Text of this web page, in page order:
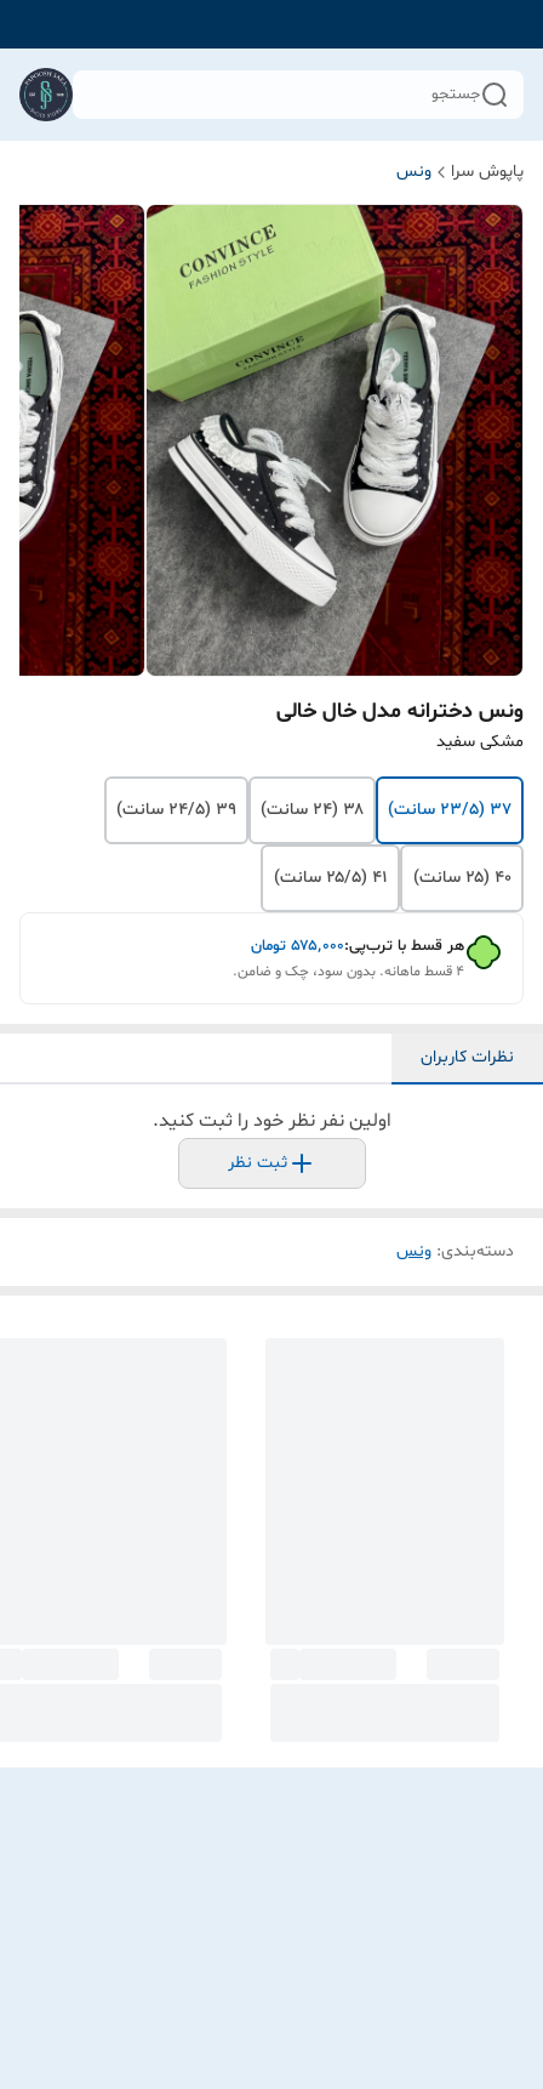
جستجو
پاپوش سرا ونس
ونس دخترانه مدل خال خالی
مشکی سفید
۳۷ (۲۳/۵ سانت) ۳۸ (۲۴ سانت) ۳۹ (۲۴/۵ سانت)
۴۰ (۲۵ سانت) ۴۱ (۲۵/۵ سانت)
هر قسط با ترب‌پی:۵۷۵٬۰۰۰ تومان
۴ قسط ماهانه. بدون سود، چک و ضامن.
نظرات کاربران
اولین نفر نظر خود را ثبت کنید.
ثبت نظر
دسته‌بندی: ونس